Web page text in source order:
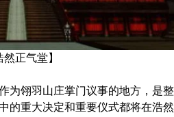
然正气堂】
为翎羽山庄掌门议事的地方，是整
的重大决定和重要仪式都将在浩然